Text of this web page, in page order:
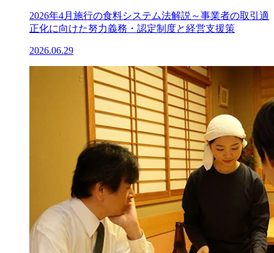
2026年4月施行の食料システム法解説～事業者の取引適
正化に向けた努力義務・認定制度と経営支援策
2026.06.29